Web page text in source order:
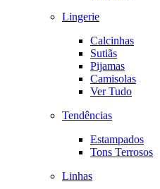
Lingerie
Calcinhas
Sutiãs
Pijamas
Camisolas
Ver Tudo
Tendências
Estampados
Tons Terrosos
Linhas